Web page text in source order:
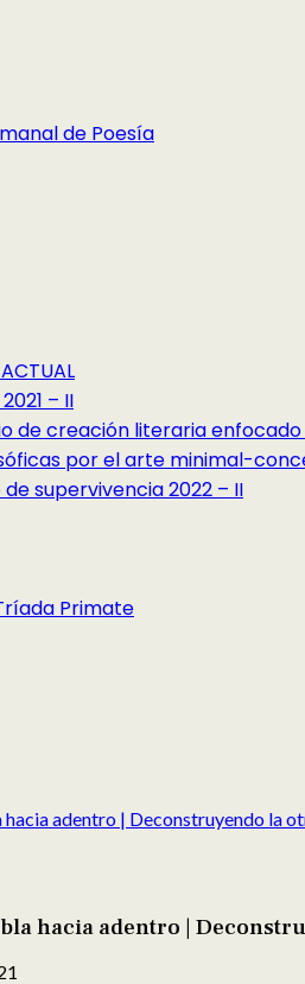
de Poesía
– II
de creación literaria enfocado
por el arte minimal-
supervivencia 2022 – II
Primate
hacia adentro | Deconstruyendo la
hacia adentro |